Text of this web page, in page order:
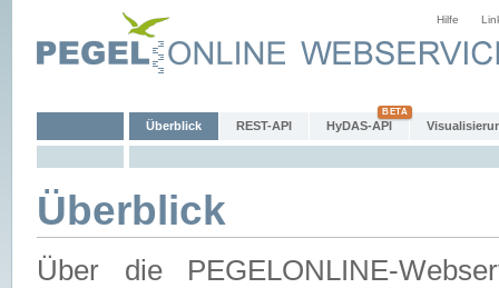
Hilfe
Überblick REST-API HyDAS-API
Überblick
Über die PEGELONLINE-